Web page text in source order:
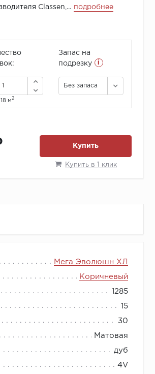
Classen,... подробнее
м2
Запас на
подрезку
i
Без запаса
Купить
Купить в 1 клик
Мега Эволюшн ХЛ
Коричневый
1285
15
30
Матовая
дуб
4V